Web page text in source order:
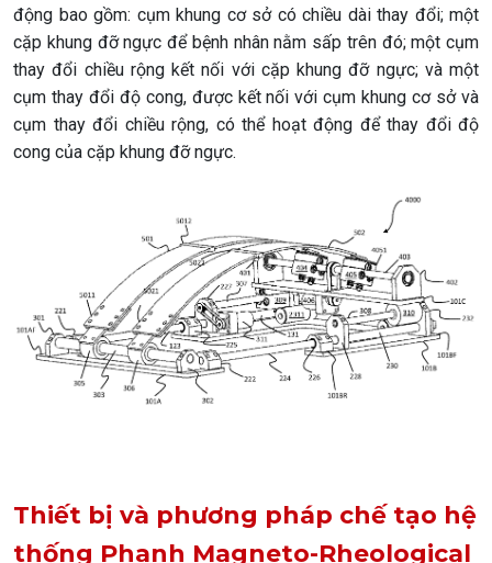
động bao gồm: cụm khung cơ sở có chiều dài thay đổi; một
cặp khung đỡ ngực để bệnh nhân nằm sấp trên đó; một cụm
thay đổi chiều rộng kết nối với cặp khung đỡ ngực; và một
cụm thay đổi độ cong, được kết nối với cụm khung cơ sở và
cụm thay đổi chiều rộng, có thể hoạt động để thay đổi độ
cong của cặp khung đỡ ngực.
Thiết bị và phương pháp chế tạo hệ
thống Phanh Magneto-Rheological